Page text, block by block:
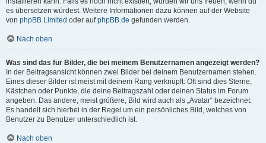
es übersetzen würdest. Weitere Informationen dazu können auf der Website
von phpBB Limited oder aufphpBB.de gefunden werden.
Nach oben
Was sind das für Bilder, die bei meinem Benutzernamen angezeigt werden?
In der Beitragsansicht können zwei Bilder bei deinem Benutzernamen stehen.
Eines dieser Bilder ist meist mit deinem Rang verknüpft: Oft sind dies Sterne,
Kästchen oder Punkte, die deine Beitragszahl oder deinen Status im Forum
angeben. Das andere, meist größere, Bild wird auch als „Avatar“ bezeichnet.
Es handelt sich hierbei in der Regel um ein persönliches Bild, welches von
Benutzer zu Benutzer unterschiedlich ist.
Nach oben